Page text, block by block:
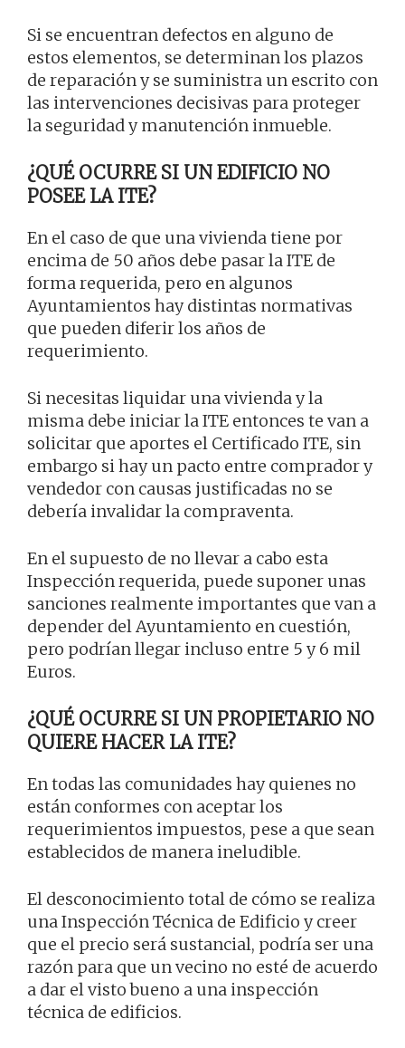
Si se encuentran defectos en alguno de
estos elementos, se determinan los plazos
de reparación y se suministra un escrito con
las intervenciones decisivas para proteger
la seguridad y manutención inmueble.
¿QUÉ OCURRE SI UN EDIFICIO NO
POSEE LA ITE?
En el caso de que una vivienda tiene por
encima de 50 años debe pasar la ITE de
forma requerida, pero en algunos
Ayuntamientos hay distintas normativas
que pueden diferir los años de
requerimiento.
Si necesitas liquidar una vivienda y la
misma debe iniciar la ITE entonces te van a
solicitar que aportes el Certificado ITE, sin
embargo si hay un pacto entre comprador y
vendedor con causas justificadas no se
debería invalidar la compraventa.
En el supuesto de no llevar a cabo esta
Inspección requerida, puede suponer unas
sanciones realmente importantes que van a
depender del Ayuntamiento en cuestión,
pero podrían llegar incluso entre 5 y 6 mil
Euros.
¿QUÉ OCURRE SI UN PROPIETARIO NO
QUIERE HACER LA ITE?
En todas las comunidades hay quienes no
están conformes con aceptar los
requerimientos impuestos, pese a que sean
establecidos de manera ineludible.
El desconocimiento total de cómo se realiza
una Inspección Técnica de Edificio y creer
que el precio será sustancial, podría ser una
razón para que un vecino no esté de acuerdo
a dar el visto bueno a una inspección
técnica de edificios.